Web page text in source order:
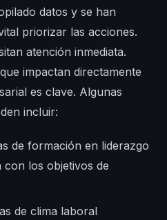
datos y se han
priorizar las acciones.
atención inmediata.
impactan directamente
es clave. Algunas
incluir:
de formación en liderazgo
los objetivos de
de clima laboral